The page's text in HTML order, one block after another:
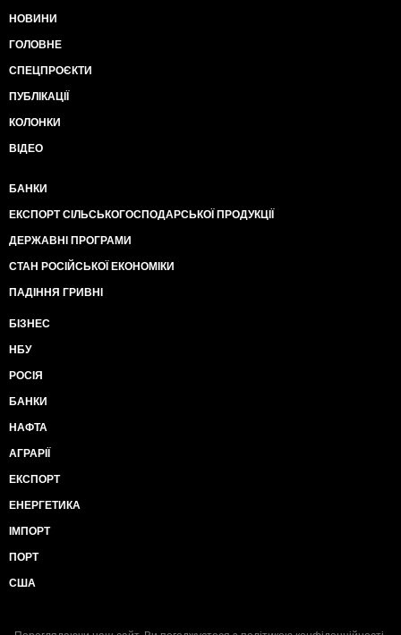
НОВИНИ
ГОЛОВНЕ
СПЕЦПРОЄКТИ
ПУБЛІКАЦІЇ
КОЛОНКИ
ВІДЕО
БАНКИ
ЕКСПОРТ СІЛЬСЬКОГОСПОДАРСЬКОЇ ПРОДУКЦІЇ
ДЕРЖАВНІ ПРОГРАМИ
СТАН РОСІЙСЬКОЇ ЕКОНОМІКИ
ПАДІННЯ ГРИВНІ
БІЗНЕС
НБУ
РОСІЯ
БАНКИ
НАФТА
АГРАРІЇ
ЕКСПОРТ
ЕНЕРГЕТИКА
ІМПОРТ
ПОРТ
США